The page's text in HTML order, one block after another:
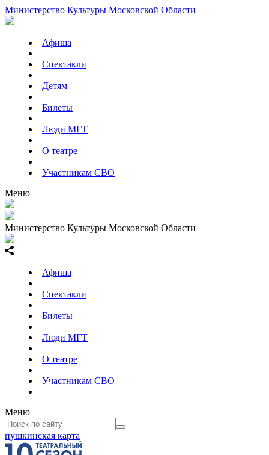
Министерство Культуры Московской Области
Афиша
Спектакли
Детям
Билеты
Люди МГТ
О театре
Участникам СВО
Меню
Министерство Культуры Московской Области
Афиша
Спектакли
Билеты
Люди МГТ
О театре
Участникам СВО
Меню
пушкинская карта